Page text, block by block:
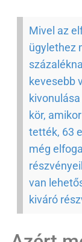
Mivel az
ügylethez
kevesebb
kör,
tették, 63
még
van
kiváró